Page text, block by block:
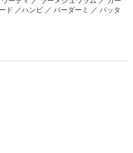
ド ／ハンピ ／ バーダーミ ／ パッタ